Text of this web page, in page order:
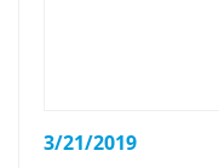
3/21/2019